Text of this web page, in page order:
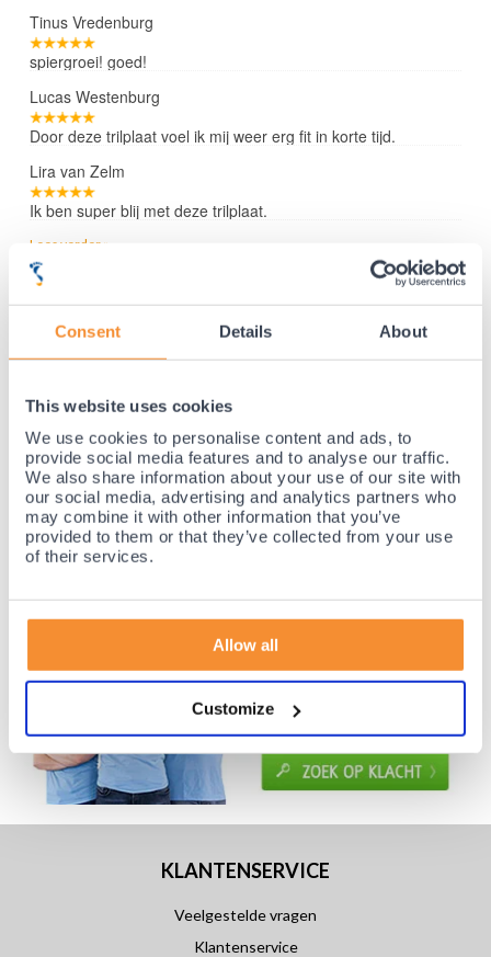
Consent Details About
This website uses cookies
We use cookies to personalise content and ads, to
provide social media features and to analyse our traffic.
We also share information about your use of our site with
our social media, advertising and analytics partners who
may combine it with other information that you’ve
provided to them or that they’ve collected from your use
of their services.
Allow all
Customize
Tinus Vredenburg
spiergroei! goed!
Lucas Westenburg
Door deze trilplaat voel ik mij weer erg fit in korte tijd.
Lira van Zelm
Ik ben super blij met deze trilplaat.
Lees verder »
Gratis verzending vanaf €50,-
Voor 21:30 besteld, morgen thuis!
Gratis retourneren en 14 dagen uitproberen!
Achteraf betalen mogelijk! Nergens goedkoper!
KLANTENSERVICE
Veelgestelde vragen
Klantenservice